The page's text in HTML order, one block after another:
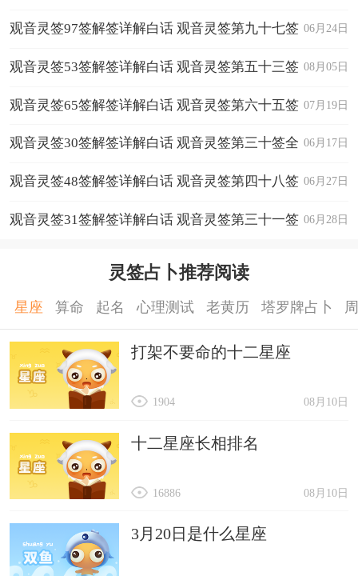
全解 06月24日
观音灵签97签解签详解白话 观音灵签第九十七签
全解 08月05日
观音灵签53签解签详解白话 观音灵签第五十三签
全解 07月19日
观音灵签65签解签详解白话 观音灵签第六十五签
全解 06月17日
观音灵签30签解签详解白话 观音灵签第三十签全
解 06月27日
观音灵签48签解签详解白话 观音灵签第四十八签
全解 06月28日
观音灵签31签解签详解白话 观音灵签第三十一签
灵签占卜推荐阅读
星座 算命 起名 心理测试 老黄历 塔罗牌占卜
打架不要命的十二星座
08月10日
1904
十二星座长相排名
08月10日
16886
3月20日是什么星座